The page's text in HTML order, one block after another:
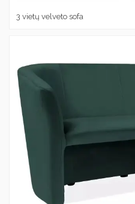
3 vietų velveto sofa